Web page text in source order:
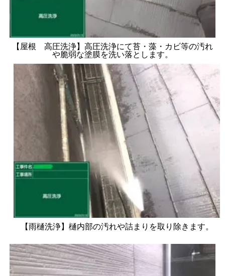
【屋根 高圧洗浄】高圧洗浄にて苔・藻・カビ等の汚れ
や脆弱な塗膜を洗い落とします。
【雨樋洗浄】樋内部の汚れや詰まりを取り除きます。